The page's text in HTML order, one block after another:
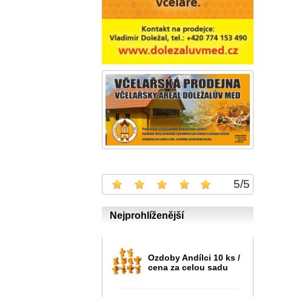
5/5
Nejprohlíženější
Ozdoby Andílci 10 ks /
cena za celou sadu